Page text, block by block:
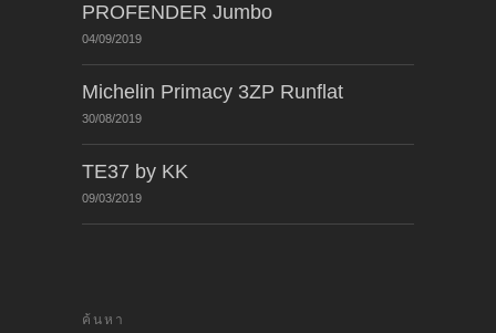
PROFENDER Jumbo
04/09/2019
Michelin Primacy 3ZP Runflat
30/08/2019
TE37 by KK
09/03/2019
ค้นหา